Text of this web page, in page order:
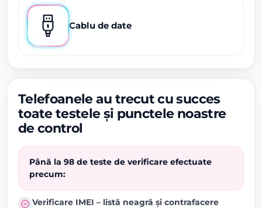
Cablu de date
Telefoanele au trecut cu succes
toate testele și punctele noastre
de control
Până la 98 de teste de verificare efectuate
precum:
Verificare IMEI – listă neagră și contrafacere